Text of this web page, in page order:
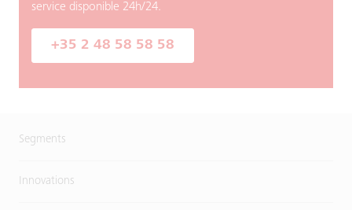
service disponible 24h/24.
+35 2 48 58 58 58
Segments
Innovations